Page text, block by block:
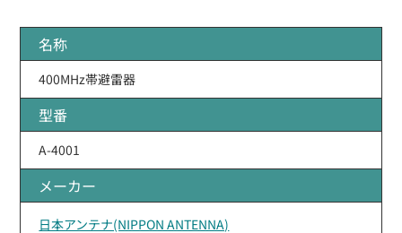
名称
400MHz帯避雷器
型番
A-4001
メーカー
日本アンテナ(NIPPON ANTENNA)